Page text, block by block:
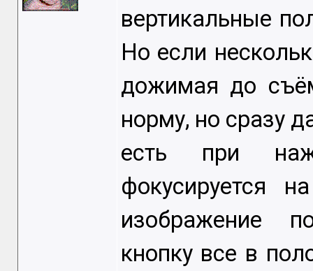
вертикальные
Но если
дожимая до
норму, но сразу
есть при
фокусируется
изображение
кнопку все в